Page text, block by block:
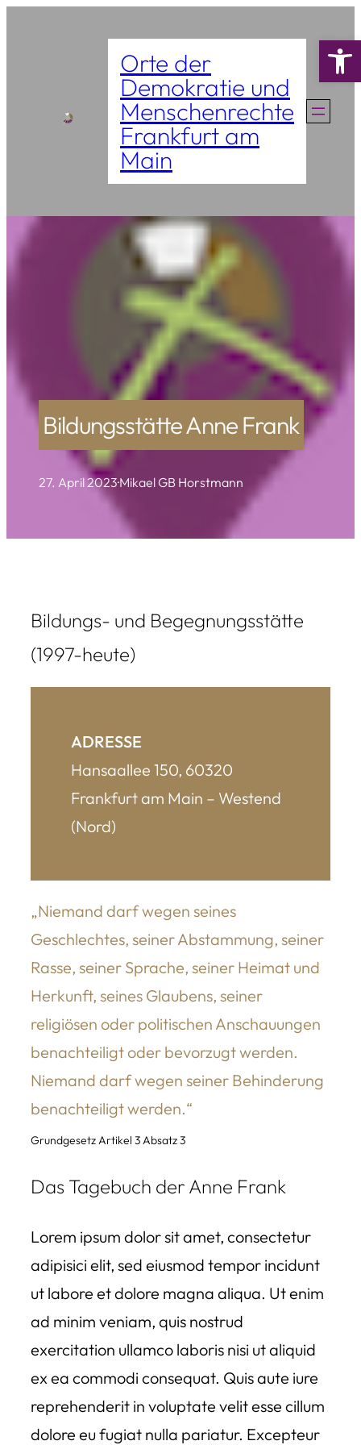
Orte der
Demokratie und
Menschenrechte
Frankfurt am
Main
Bildungsstätte Anne Frank
27. April 2023·Mikael GB Horstmann
Bildungs- und Begegnungsstätte
(1997-heute)
ADRESSE
Hansaallee 150, 60320
Frankfurt am Main – Westend
(Nord)
„Niemand darf wegen seines
Geschlechtes, seiner Abstammung, seiner
Rasse, seiner Sprache, seiner Heimat und
Herkunft, seines Glaubens, seiner
religiösen oder politischen Anschauungen
benachteiligt oder bevorzugt werden.
Niemand darf wegen seiner Behinderung
benachteiligt werden.“
Grundgesetz Artikel 3 Absatz 3
Das Tagebuch der Anne Frank
Lorem ipsum dolor sit amet, consectetur
adipisici elit, sed eiusmod tempor incidunt
ut labore et dolore magna aliqua. Ut enim
ad minim veniam, quis nostrud
exercitation ullamco laboris nisi ut aliquid
ex ea commodi consequat. Quis aute iure
reprehenderit in voluptate velit esse cillum
dolore eu fugiat nulla pariatur. Excepteur